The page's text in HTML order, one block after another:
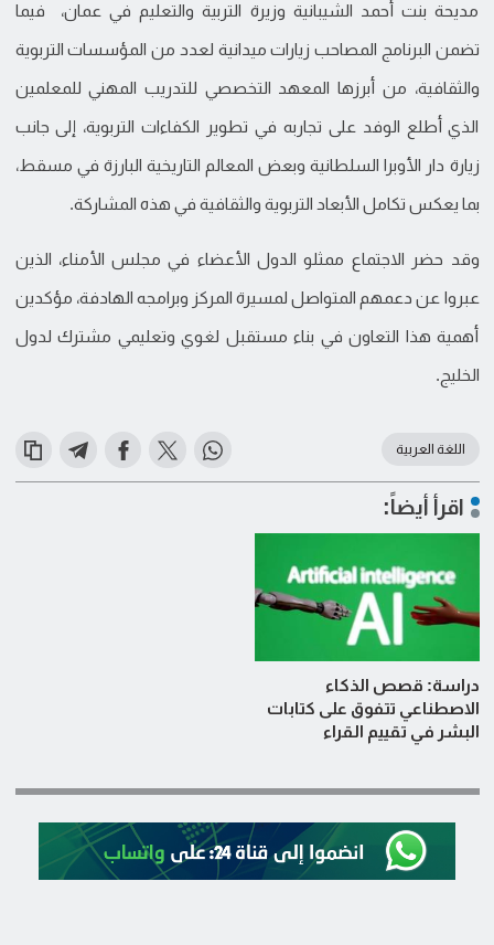
مديحة بنت أحمد الشيبانية وزيرة التربية والتعليم في عمان، فيما
تضمن البرنامج المصاحب زيارات ميدانية لعدد من المؤسسات التربوية
والثقافية، من أبرزها المعهد التخصصي للتدريب المهني للمعلمين
الذي أطلع الوفد على تجاربه في تطوير الكفاءات التربوية، إلى جانب
زيارة دار الأوبرا السلطانية وبعض المعالم التاريخية البارزة في مسقط،
بما يعكس تكامل الأبعاد التربوية والثقافية في هذه المشاركة.
وقد حضر الاجتماع ممثلو الدول الأعضاء في مجلس الأمناء، الذين
عبروا عن دعمهم المتواصل لمسيرة المركز وبرامجه الهادفة، مؤكدين
أهمية هذا التعاون في بناء مستقبل لغوي وتعليمي مشترك لدول
الخليج.
اللغة العربية
اقرأ أيضاً:
دراسة: قصص الذكاء
الاصطناعي تتفوق على كتابات
البشر في تقييم القراء